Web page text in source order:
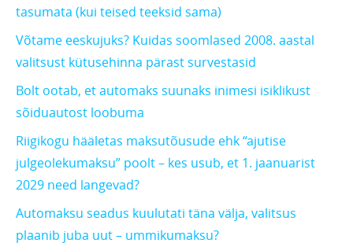
tasumata (kui teised teeksid sama)
Võtame eeskujuks? Kuidas soomlased 2008. aastal
valitsust kütusehinna pärast survestasid
Bolt ootab, et automaks suunaks inimesi isiklikust
sõiduautost loobuma
Riigikogu hääletas maksutõusude ehk “ajutise
julgeolekumaksu” poolt – kes usub, et 1. jaanuarist
2029 need langevad?
Automaksu seadus kuulutati täna välja, valitsus
plaanib juba uut – ummikumaksu?